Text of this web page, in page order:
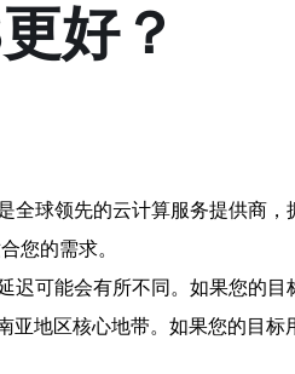
好？
球领先的云计算服务提供商
您的需求。
可能会有所不同。如果您的
地区核心地带。如果您的目